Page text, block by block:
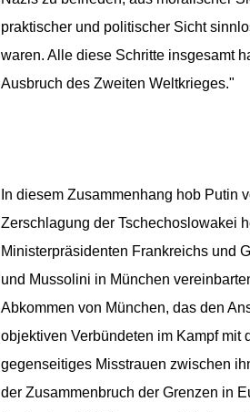
praktischer und politischer Sicht
waren. Alle diese Schritte insgesamt
Ausbruch des Zweiten Weltkrieges."
In diesem Zusammenhang hob Putin
Zerschlagung der Tschechoslowakei
Ministerpräsidenten Frankreichs und
und Mussolini in München
Abkommen von München, das den
objektiven Verbündeten im Kampf mit
gegenseitiges Misstrauen zwischen
der Zusammenbruch der Grenzen in